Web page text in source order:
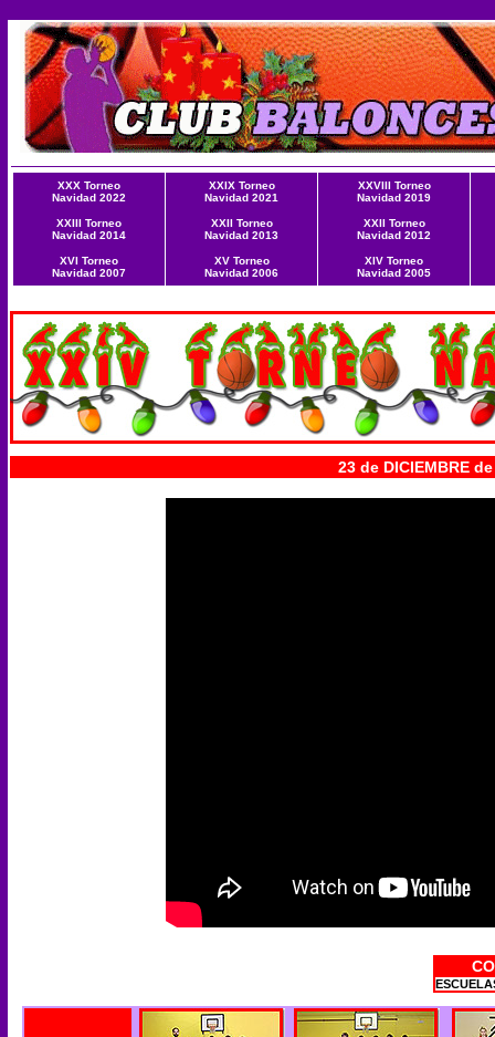
XXX Torneo
Navidad 2022
XXIX Torneo
Navidad 2021
XXVIII Torneo
Navidad 2019
XXIII Torneo
Navidad 2014
XXII Torneo
Navidad 2013
XXII Torneo
Navidad 2012
XVI Torneo
Navidad 2007
XV Torneo
Navidad 2006
XIV Torneo
Navidad 2005
23 de DICIEMBRE